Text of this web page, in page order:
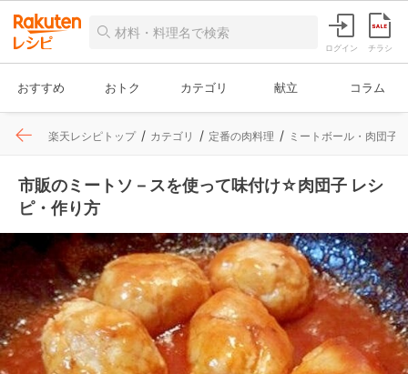
ログイン チラシ
おすすめ おトク カテゴリ 献立 コラム
楽天レシピトップ カテゴリ 定番の肉料理 ミートボール・肉団子
市販のミートソ－スを使って味付け☆肉団子 レシ
ピ・作り方